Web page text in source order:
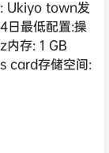
Ukiyo town发
最低配置:操
存: 1 GB
card存储空间: